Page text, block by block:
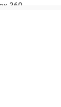
360.